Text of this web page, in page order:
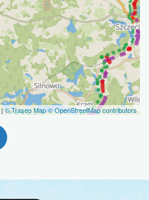
|© Traseo Map© OpenStreetMap contributors